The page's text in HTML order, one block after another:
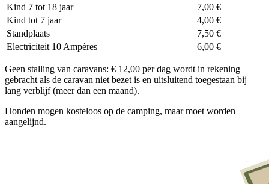
Kind 7 tot 18 jaar
7,00 €
Kind tot 7 jaar
4,00 €
Standplaats
7,50 €
Electriciteit 10 Ampères
6,00 €
Geen stalling van caravans: € 12,00 per dag wordt in rekening
gebracht als de caravan niet bezet is en uitsluitend toegestaan bij
lang verblijf (meer dan een maand).
Honden mogen kosteloos op de camping, maar moet worden
aangelijnd.